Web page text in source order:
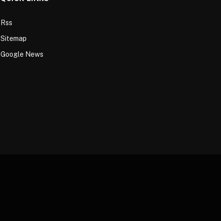
Rss
Sitemap
Google News